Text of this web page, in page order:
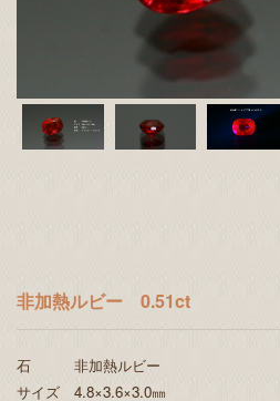
非加熱ルビー 0.51ct
石 非加熱ルビー
サイズ 4.8×3.6×3.0㎜